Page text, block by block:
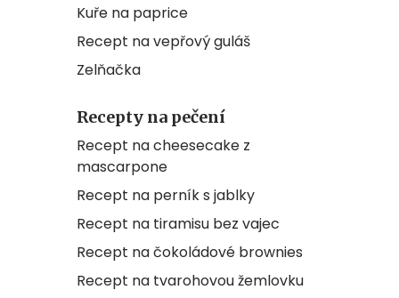
Kuře na paprice
Recept na vepřový guláš
Zelňačka
Recepty na pečení
Recept na cheesecake z
mascarpone
Recept na perník s jablky
Recept na tiramisu bez vajec
Recept na čokoládové brownies
Recept na tvarohovou žemlovku